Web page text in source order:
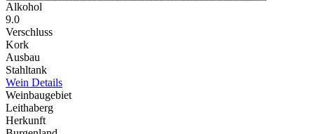
Alkohol
9.0
Verschluss
Kork
Ausbau
Stahltank
Wein Details
Weinbaugebiet
Leithaberg
Herkunft